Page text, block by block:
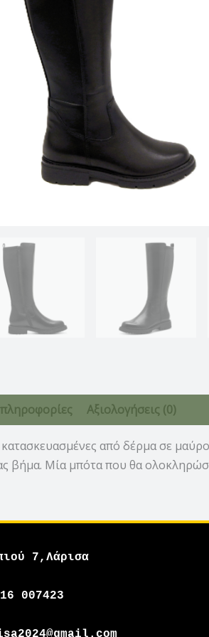
Αξιολογήσεις (0)
κατασκευασμένες από δέρμα σε
βήμα. Μία μπότα που θα
7,Λάρισα
007423